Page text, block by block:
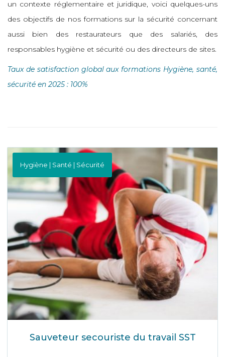
un contexte réglementaire et juridique, voici quelques-uns
des objectifs de nos formations sur la sécurité concernant
aussi bien des restaurateurs que des salariés, des
responsables hygiène et sécurité ou des directeurs de sites.
Taux de satisfaction global aux formations Hygiène, santé,
sécurité en 2025 : 100%
Hygiène | Santé | Sécurité
Sauveteur secouriste du travail SST